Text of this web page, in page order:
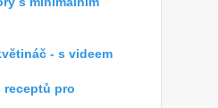
- s videem
pro